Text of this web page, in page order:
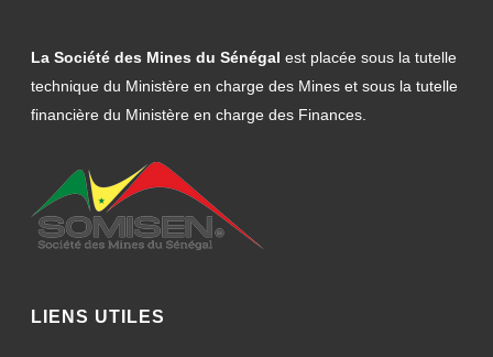
La Société des Mines du Sénégal est placée sous la tutelle
technique du Ministère en charge des Mines et sous la tutelle
financière du Ministère en charge des Finances.
LIENS UTILES